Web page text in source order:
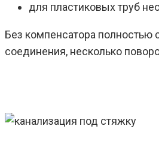
для пластиковых труб
Без компенсатора полностью
соединения, несколько